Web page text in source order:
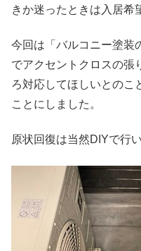
きか迷ったときは入居希
今回は「バルコニー塗装
でアクセントクロスの張
ろ対応してほしいとのこ
ことにしました。
原状回復は当然DIYで行い